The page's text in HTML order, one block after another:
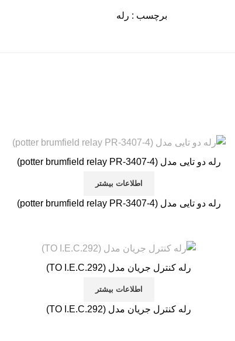
برچسب : رله
رله دو تایی مدل (potter brumfield relay PR-3407-4)
اطلاعات بیشتر
رله دو تایی مدل (potter brumfield relay PR-3407-4)
رله کنترل جریان مدل (TO I.E.C.292)
اطلاعات بیشتر
رله کنترل جریان مدل (TO I.E.C.292)